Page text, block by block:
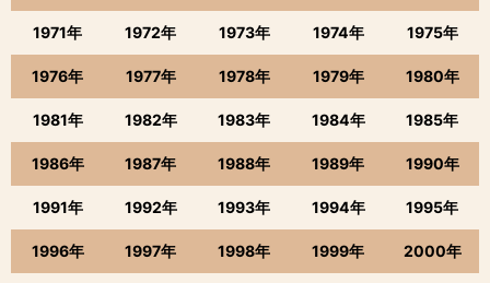
1971年 1972年 1973年 1974年 1975年
1976年 1977年 1978年 1979年 1980年
1981年 1982年 1983年 1984年 1985年
1986年 1987年 1988年 1989年 1990年
1991年 1992年 1993年 1994年 1995年
1996年 1997年 1998年 1999年 2000年